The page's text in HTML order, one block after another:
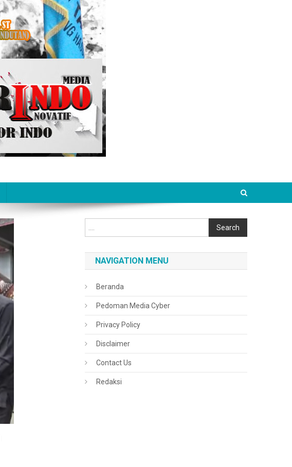
Search
NAVIGATION MENU
Beranda
Pedoman Media Cyber
Privacy Policy
Disclaimer
Contact Us
Redaksi